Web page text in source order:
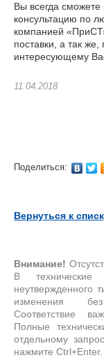
Вы всегда
консультацию по
компанией
поставки, а так
интересующему
11.04.2018
Поделиться:
Вернуться к
Внимание!
В технические
неутвержденного
изменения без
Соответствие
Полные
отдельному
нажмите Ctrl+Enter.